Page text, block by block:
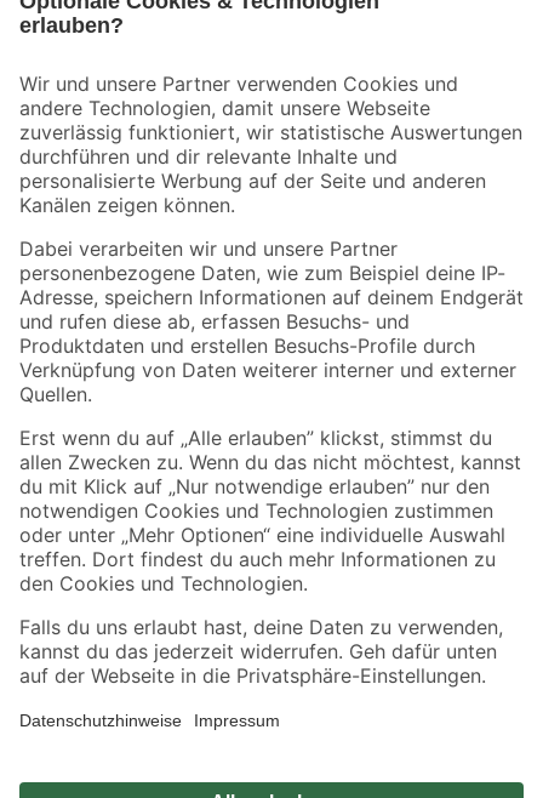
Der toom Newsletter: Keine Angebote und Aktionen mehr verpassen!
Zur Newsletter Anmeldung
Folge uns
Zahlungsarten Versandarten
Sicher einkaufen
Jetzt die toom-App herunterladen
Alle Preisangaben in EUR inkl. gesetzl. MwSt.. Die dargestellten Angebote sind unter
Umständen nicht in allen Märkten verfügbar. Die angegebenen Verfügbarkeiten beziehen
Produkte nur solange der Vorrat reicht.
*Paketversand ab 59 € versandkostenfrei, gilt nicht für Artikel mit Speditionsversand, hier